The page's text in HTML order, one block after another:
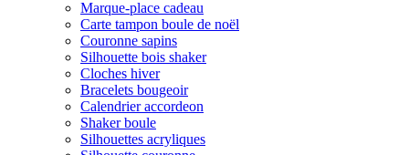
Marque-place cadeau
Carte tampon boule de noël
Couronne sapins
Silhouette bois shaker
Cloches hiver
Bracelets bougeoir
Calendrier accordeon
Shaker boule
Silhouettes acryliques